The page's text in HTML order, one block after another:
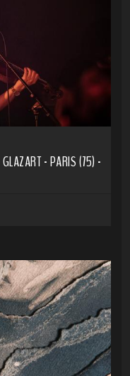
- PARIS (75) -